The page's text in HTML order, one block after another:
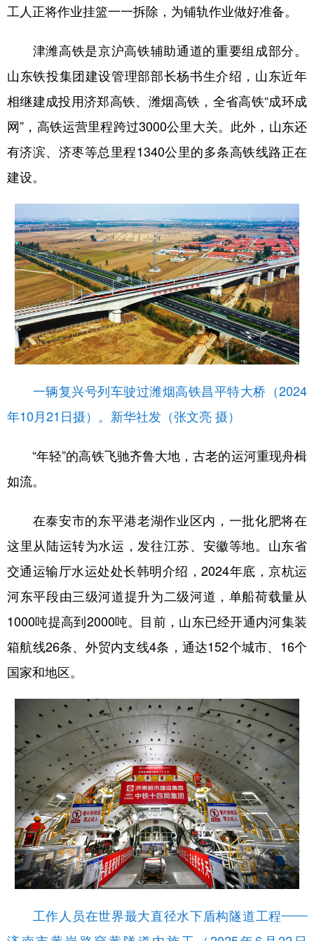
工人正将作业挂篮一一拆除，为铺轨作业做好准备。
津潍高铁是京沪高铁辅助通道的重要组成部分。
山东铁投集团建设管理部部长杨书生介绍，山东近年
相继建成投用济郑高铁、潍烟高铁，全省高铁“成环成
网”，高铁运营里程跨过3000公里大关。此外，山东还
有济滨、济枣等总里程1340公里的多条高铁线路正在
建设。
一辆复兴号列车驶过潍烟高铁昌平特大桥（2024
年10月21日摄）。新华社发（张文亮 摄）
“年轻”的高铁飞驰齐鲁大地，古老的运河重现舟楫
如流。
在泰安市的东平港老湖作业区内，一批化肥将在
这里从陆运转为水运，发往江苏、安徽等地。山东省
交通运输厅水运处处长韩明介绍，2024年底，京杭运
河东平段由三级河道提升为二级河道，单船荷载量从
1000吨提高到2000吨。目前，山东已经开通内河集装
箱航线26条、外贸内支线4条，通达152个城市、16个
国家和地区。
工作人员在世界最大直径水下盾构隧道工程——